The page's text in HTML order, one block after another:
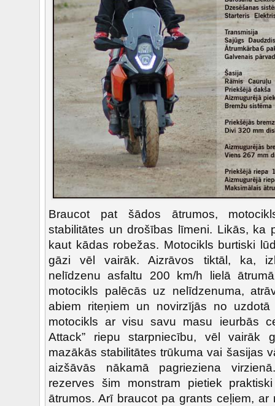
Braucot pat šādos ātrumos,
stabilitātes un drošības līmeni. Likās, ka
kaut kādas robežas. Motocikls burtiski
gāzi vēl vairāk. Aizrāvos tiktāl, ka,
nelīdzenu asfaltu 200 km/h lielā
motocikls palēcās uz nelīdzenuma,
abiem riteņiem un novirzījās no
motocikls ar visu savu masu ieurbās
Attack” riepu starpniecību, vēl
mazākās stabilitātes trūkuma vai šasijas
aizšāvās nākamā pagrieziena
rezerves šim monstram pietiek
ātrumos. Arī braucot pa grants ceļiem, ar